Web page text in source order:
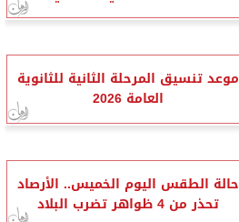
موعد تنسيق المرحلة الثانية للثانوية
العامة 2026
حالة الطقس اليوم الخميس.. الأرصاد
تحذر من 4 ظواهر تضرب البلاد